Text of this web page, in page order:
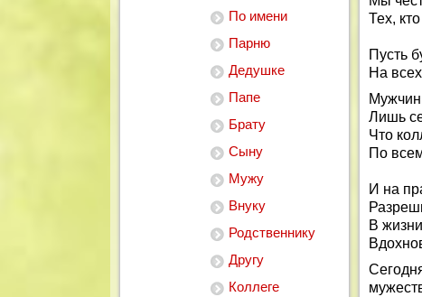
По имени
Парню
Дедушке
Папе
Брату
Сыну
Мужу
Внуку
Родственнику
Другу
Коллеге
Тех,
Пусть
На
Лишь
Что
По
И на
В